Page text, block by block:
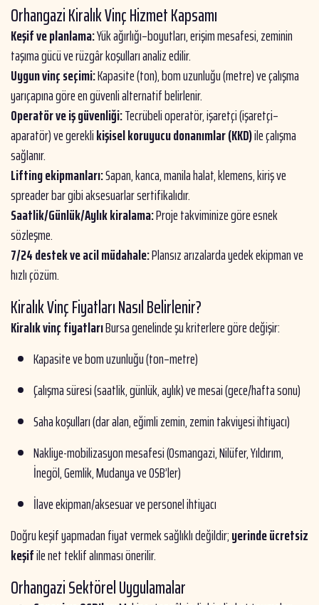
Orhangazi Kiralık Vinç Hizmet Kapsamı
Keşif ve planlama:Yük ağırlığı–boyutları, erişim mesafesi, zeminin
taşıma gücü ve rüzgâr koşulları analiz edilir.
Uygun vinç seçimi:Kapasite (ton), bom uzunluğu (metre) ve çalışma
yarıçapına göre en güvenli alternatif belirlenir.
Operatör ve iş güvenliği:Tecrübeli operatör, işaretçi (işaretçi–
aparatör) ve gereklikişisel koruyucu donanımlar (KKD)ile çalışma
sağlanır.
Lifting ekipmanları:Sapan, kanca, manila halat, klemens, kiriş ve
spreader bar gibi aksesuarlar sertifikalıdır.
Saatlik/Günlük/Aylık kiralama:Proje takviminize göre esnek
sözleşme.
7/24 destek ve acil müdahale:Plansız arızalarda yedek ekipman ve
hızlı çözüm.
Kiralık Vinç Fiyatları Nasıl Belirlenir?
Kiralık vinç fiyatlarıBursa genelinde şu kriterlere göre değişir:
Kapasite ve bom uzunluğu (ton–metre)
Çalışma süresi (saatlik, günlük, aylık) ve mesai (gece/hafta sonu)
Saha koşulları (dar alan, eğimli zemin, zemin takviyesi ihtiyacı)
Nakliye-mobilizasyon mesafesi (Osmangazi, Nilüfer, Yıldırım,
İnegöl, Gemlik, Mudanya ve OSB’ler)
İlave ekipman/aksesuar ve personel ihtiyacı
Doğru keşif yapmadan fiyat vermek sağlıklı değildir;yerinde ücretsiz
keşifile net teklif alınması önerilir.
Orhangazi Sektörel Uygulamalar